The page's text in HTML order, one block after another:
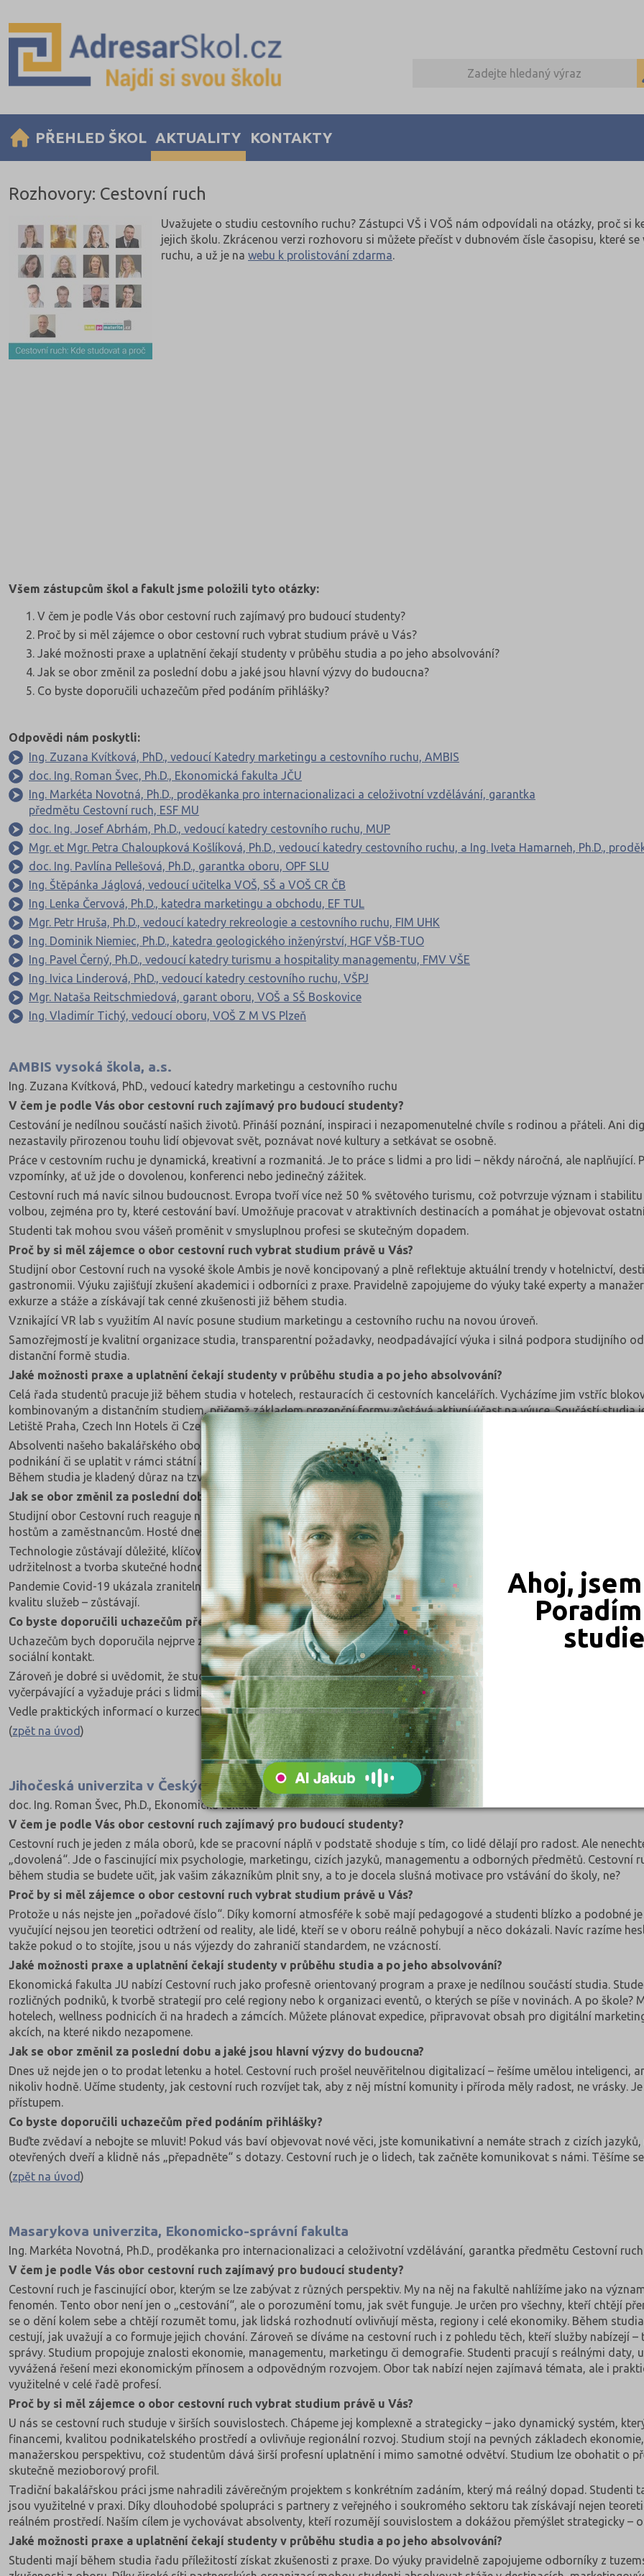
Ahoj,
PŘEHLED ŠKOL AKTUALITY KONTAKTY
Rozhovory: Cestovní ruch
Uvažujete o studiu cestovního ruchu? Zástupci VŠ i VOŠ nám odpovídali na otázky, proč
jejich školu. Zkrácenou verzi rozhovoru si můžete přečíst v dubnovém čísle časopisu, které
ruchu, a už je na webu k prolistování zdarma.
Všem zástupcům škol a fakult jsme položili tyto otázky:
V čem je podle Vás obor cestovní ruch zajímavý pro budoucí studenty?
Proč by si měl zájemce o obor cestovní ruch vybrat studium právě u Vás?
Jaké možnosti praxe a uplatnění čekají studenty v průběhu studia a po jeho absolvování?
Jak se obor změnil za poslední dobu a jaké jsou hlavní výzvy do budoucna?
Co byste doporučili uchazečům před podáním přihlášky?
Odpovědi nám poskytli:
Ing. Zuzana Kvítková, PhD., vedoucí Katedry marketingu a cestovního ruchu, AMBIS
doc. Ing. Roman Švec, Ph.D., Ekonomická fakulta JČU
Ing. Markéta Novotná, Ph.D., proděkanka pro internacionalizaci a celoživotní vzdělávání, garantka
předmětu Cestovní ruch, ESF MU
doc. Ing. Josef Abrhám, Ph.D., vedoucí katedry cestovního ruchu, MUP
Mgr. et Mgr. Petra Chaloupková Košlíková, Ph.D., vedoucí katedry cestovního ruchu, a Ing. Iveta Hamarneh, Ph.D.,
doc. Ing. Pavlína Pellešová, Ph.D., garantka oboru, OPF SLU
Ing. Štěpánka Jáglová, vedoucí učitelka VOŠ, SŠ a VOŠ CR ČB
Ing. Lenka Červová, Ph.D., katedra marketingu a obchodu, EF TUL
Mgr. Petr Hruša, Ph.D., vedoucí katedry rekreologie a cestovního ruchu, FIM UHK
Ing. Dominik Niemiec, Ph.D., katedra geologického inženýrství, HGF VŠB-TUO
Ing. Pavel Černý, Ph.D., vedoucí katedry turismu a hospitality managementu, FMV VŠE
Ing. Ivica Linderová, PhD., vedoucí katedry cestovního ruchu, VŠPJ
Mgr. Nataša Reitschmiedová, garant oboru, VOŠ a SŠ Boskovice
Ing. Vladimír Tichý, vedoucí oboru, VOŠ Z M VS Plzeň
AMBIS vysoká škola, a.s.
Ing. Zuzana Kvítková, PhD., vedoucí katedry marketingu a cestovního ruchu
V čem je podle Vás obor cestovní ruch zajímavý pro budoucí studenty?
Cestování je nedílnou součástí našich životů. Přináší poznání, inspiraci i nezapomenutelné chvíle s rodinou a přáteli. Ani
nezastavily přirozenou touhu lidí objevovat svět, poznávat nové kultury a setkávat se osobně.
Práce v cestovním ruchu je dynamická, kreativní a rozmanitá. Je to práce s lidmi a pro lidi – někdy náročná, ale naplňující.
vzpomínky, ať už jde o dovolenou, konferenci nebo jedinečný zážitek.
Cestovní ruch má navíc silnou budoucnost. Evropa tvoří více než 50 % světového turismu, což potvrzuje význam i
volbou, zejména pro ty, které cestování baví. Umožňuje pracovat v atraktivních destinacích a pomáhat je objevovat
Studenti tak mohou svou vášeň proměnit v smysluplnou profesi se skutečným dopadem.
Proč by si měl zájemce o obor cestovní ruch vybrat studium právě u Vás?
Studijní obor Cestovní ruch na vysoké škole Ambis je nově koncipovaný a plně reflektuje aktuální trendy v hotelnictví,
gastronomii. Výuku zajišťují zkušení akademici i odborníci z praxe. Pravidelně zapojujeme do výuky také experty a
exkurze a stáže a získávají tak cenné zkušenosti již během studia.
Vznikající VR lab s využitím AI navíc posune studium marketingu a cestovního ruchu na novou úroveň.
Samozřejmostí je kvalitní organizace studia, transparentní požadavky, neodpadávající výuka i silná podpora studijního
distanční formě studia.
Jaké možnosti praxe a uplatnění čekají studenty v průběhu studia a po jeho absolvování?
Celá řada studentů pracuje již během studia v hotelech, restauracích či cestovních kancelářích. Vycházíme jim vstříc
kombinovaným a distančním studiem, přičemž základem prezenční formy zůstává aktivní účast na výuce. Součástí
Letiště Praha, Czech Inn Hotels či CzechTourism. Zahraniční zkušenost mohou studenti získat také díky programu
Absolventi našeho bakalářského oboru jsou připravení pracovat na pozicích středního managementu, specialistů a
podnikání či se uplatit v rámci státní a územní správy, v neziskových organizacích vztahujících se k oblasti cestovního
Během studia je kladený důraz na tzv. přenositelné kompetence, což významně usnadňuje uplatnění na pracovním trhu.
Jak se obor změnil za poslední dobu a jaké jsou hlavní výzvy do budoucna?
Studijní obor Cestovní ruch reaguje na zásadní proměny celého odvětví. Podle řady odborníků dochází ke změně
hostům a zaměstnancům. Hosté dnes nehledají šokující novinky, ale stabilitu, spolehlivost, bezpečí a skutečnou péči.
Technologie zůstávají důležité, klíčová je však jejich chytrá a nenápadná integrace. Mají usnadňovat práci i pobyt, nikoli
udržitelnost a tvorba skutečné hodnoty pro hosta i turistu v destinaci.
Pandemie Covid-19 ukázala zranitelnost systému, ale také jeho odolnost. Přestože se část chování turistů vrací k
kvalitu služeb – zůstávají.
Co byste doporučili uchazečům před podáním přihlášky?
Uchazečům bych doporučila nejprve zvážit, která forma studia jim bude vyhovovat – zda potřebují skloubit studium s
sociální kontakt.
Zároveň je dobré si uvědomit, že studijní obor Cestovní ruch směřuje k profesi, která je svým způsobem posláním.
vyčerpávající a vyžaduje práci s lidmi. Pomůže proto zamyslet se nad tím, co od budoucí kariéry očekávám a proč si tento
Vedle praktických informací o kurzech, školném či vyučujících je právě tato vnitřní motivace klíčem k dobrému
(zpět na úvod)
Jihočeská univerzita v Českých Budějovicích, Ekonomická fakulta
doc. Ing. Roman Švec, Ph.D., Ekonomická fakulta
V čem je podle Vás obor cestovní ruch zajímavý pro budoucí studenty?
Cestovní ruch je jeden z mála oborů, kde se pracovní náplň v podstatě shoduje s tím, co lidé dělají pro radost. Ale
„dovolená“. Jde o fascinující mix psychologie, marketingu, cizích jazyků, managementu a odborných předmětů. Cestovní
během studia se budete učit, jak vašim zákazníkům plnit sny, a to je docela slušná motivace pro vstávání do školy, ne?
Proč by si měl zájemce o obor cestovní ruch vybrat studium právě u Vás?
Protože u nás nejste jen „pořadové číslo“. Díky komorní atmosféře k sobě mají pedagogové a studenti blízko a podobné
vyučující nejsou jen teoretici odtržení od reality, ale lidé, kteří se v oboru reálně pohybují a něco dokázali. Navíc razíme
takže pokud o to stojíte, jsou u nás výjezdy do zahraničí standardem, ne vzácností.
Jaké možnosti praxe a uplatnění čekají studenty v průběhu studia a po jeho absolvování?
Ekonomická fakulta JU nabízí Cestovní ruch jako profesně orientovaný program a praxe je nedílnou součástí studia.
rozličných podniků, k tvorbě strategií pro celé regiony nebo k organizaci eventů, o kterých se píše v novinách. A po škole?
hotelech, wellness podnicích či na hradech a zámcích. Můžete plánovat expedice, připravovat obsah pro digitální
akcích, na které nikdo nezapomene.
Jak se obor změnil za poslední dobu a jaké jsou hlavní výzvy do budoucna?
Dnes už nejde jen o to prodat letenku a hotel. Cestovní ruch prošel neuvěřitelnou digitalizací – řešíme umělou inteligenci,
nikoliv hodně. Učíme studenty, jak cestovní ruch rozvíjet tak, aby z něj místní komunity i příroda měly radost, ne vrásky.
přístupem.
Co byste doporučili uchazečům před podáním přihlášky?
Buďte zvědaví a nebojte se mluvit! Pokud vás baví objevovat nové věci, jste komunikativní a nemáte strach z cizích
otevřených dveří a klidně nás „přepadněte“ s dotazy. Cestovní ruch je o lidech, tak začněte komunikovat s námi. Těšíme
(zpět na úvod)
Masarykova univerzita, Ekonomicko-správní fakulta
Ing. Markéta Novotná, Ph.D., proděkanka pro internacionalizaci a celoživotní vzdělávání, garantka předmětu Cestovní ruch
V čem je podle Vás obor cestovní ruch zajímavý pro budoucí studenty?
Cestovní ruch je fascinující obor, kterým se lze zabývat z různých perspektiv. My na něj na fakultě nahlížíme jako na
fenomén. Tento obor není jen o „cestování“, ale o porozumění tomu, jak svět funguje. Je určen pro všechny, kteří chtějí
se o dění kolem sebe a chtějí rozumět tomu, jak lidská rozhodnutí ovlivňují města, regiony i celé ekonomiky. Během
cestují, jak uvažují a co formuje jejich chování. Zároveň se díváme na cestovní ruch i z pohledu těch, kteří služby nabízejí
správy. Studium propojuje znalosti ekonomie, managementu, marketingu či demografie. Studenti pracují s reálnými daty,
vyvážená řešení mezi ekonomickým přínosem a odpovědným rozvojem. Obor tak nabízí nejen zajímavá témata, ale i
využitelné v celé řadě profesí.
Proč by si měl zájemce o obor cestovní ruch vybrat studium právě u Vás?
U nás se cestovní ruch studuje v širších souvislostech. Chápeme jej komplexně a strategicky – jako dynamický systém,
financemi, kvalitou podnikatelského prostředí a ovlivňuje regionální rozvoj. Studium stojí na pevných základech
manažerskou perspektivu, což studentům dává širší profesní uplatnění i mimo samotné odvětví. Studium lze obohatit o
skutečně mezioborový profil.
Tradiční bakalářskou práci jsme nahradili závěrečným projektem s konkrétním zadáním, který má reálný dopad. Studenti
jsou využitelné v praxi. Díky dlouhodobé spolupráci s partnery z veřejného i soukromého sektoru tak získávají nejen
reálném prostředí. Naším cílem je vychovávat absolventy, kteří rozumějí souvislostem a dokážou přemýšlet strategicky –
Jaké možnosti praxe a uplatnění čekají studenty v průběhu studia a po jeho absolvování?
Studenti mají během studia řadu příležitostí získat zkušenosti z praxe. Do výuky pravidelně zapojujeme odborníky z